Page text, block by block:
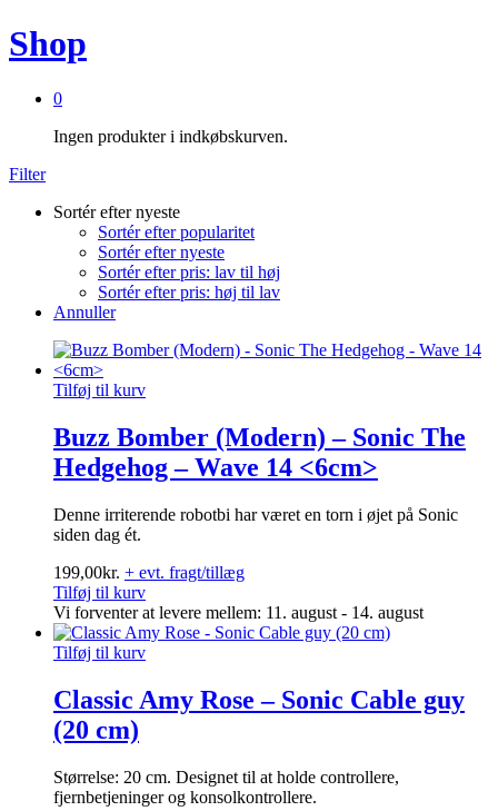
Shop
0
Ingen produkter i indkøbskurven.
Filter
Sortér efter nyeste
Sortér efter popularitet
Sortér efter nyeste
Sortér efter pris: lav til høj
Sortér efter pris: høj til lav
Annuller
Tilføj til kurv
Buzz Bomber (Modern) – Sonic The
Hedgehog – Wave 14 <6cm>
Denne irriterende robotbi har været en torn i øjet på Sonic
siden dag ét.
199,00kr. + evt. fragt/tillæg
Tilføj til kurv
Vi forventer at levere mellem: 11. august - 14. august
Tilføj til kurv
Classic Amy Rose – Sonic Cable guy
(20 cm)
Størrelse: 20 cm. Designet til at holde controllere,
fjernbetjeninger og konsolkontrollere.